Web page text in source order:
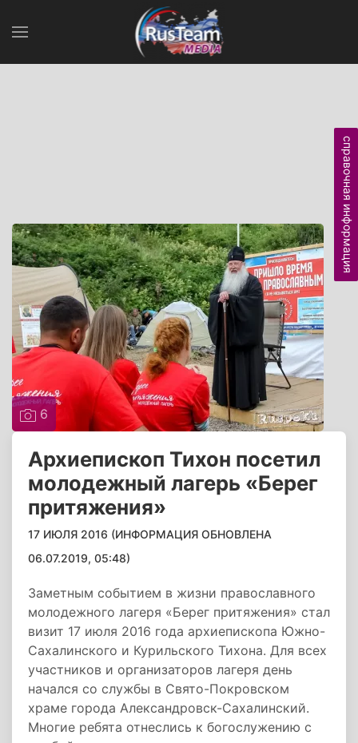
6
Архиепископ Тихон посетил
молодежный лагерь «Берег
притяжения»
17 ИЮЛЯ 2016 (ИНФОРМАЦИЯ ОБНОВЛЕНА
06.07.2019, 05:48)
Заметным событием в жизни православного
молодежного лагеря «Берег притяжения» стал
визит 17 июля 2016 года архиепископа Южно-
Сахалинского и Курильского Тихона. Для всех
участников и организаторов лагеря день
начался со службы в Свято-Покровском
храме города Александровск-Сахалинский.
Многие ребята отнеслись к богослужению с
справочная информация